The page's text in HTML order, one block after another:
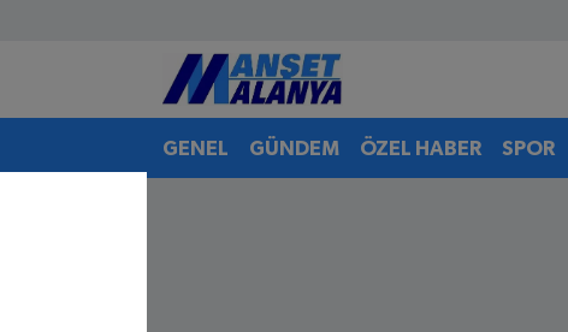
GENEL GÜNDEM ÖZEL HABER SPOR
Antalya Nöbetçi Eczaneler
Antalya Hava Durumu